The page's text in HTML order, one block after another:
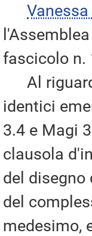
Vanessa
fascicolo n.
Al
identici
3.4 e Magi
clausola
del disegno
del
medesimo,